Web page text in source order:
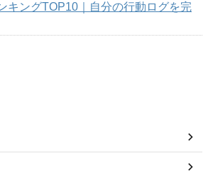
キングTOP10｜自分の行動ログを完